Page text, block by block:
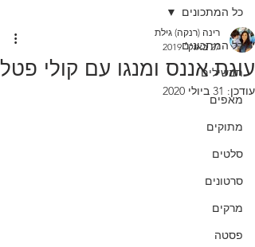
כל המתכונים
תבשילים
מאפים
מתוקים
סלטים
סרטונים
מרקים
פסטה
כל המתכונים
עוגת אננס ומנגו עם קולי פטל
רינה (רנקה) גילת
27 באוק׳ 2019
עודכן: 31 ביולי 2020